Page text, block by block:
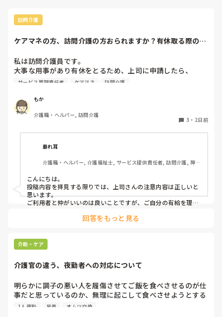
訪問介護
ケアマネの方、訪問介護の方おられますか？有休取る際の、
私は訪問介護員です。
大事な用事があり有休をとるため、上司に申請したら、
代わりに訪問する職員を考えるとのこと。
話などもしたりと仲が良いため（←表現の仕方良くないかも
です、すみません）こういう理由で休みをとるから、代わり
の人になるけどいいかという相談をしていました。利用者か
わりはいらないから中止でいいよとのこと。このことを上司
に伝えたら、注意されました。
上司の注意内容
けない。
→ケアマネに中止になることを伝える時は、有休をとるから
中止になったとは言わないこと。「中止にさせてもらうこと
か？」と聞くようにして。
と言われました。
私の考え対応が間違えていますか？
サービス管理責任者 ケアマネ 訪問介護
もか
介護職・ヘルパー, 訪問介護
3 ・ 2日前
垂れ耳
介護職・ヘルパー, 介護福祉士, サービス提供責任者, 訪問介護, 障害
こんにちは。
投稿内容を拝見する限りでは、上司さんの注意内容は正しいと
思います。
ご利用者と仲がいいのは良いことですが、ご自分の有給を理由
それだけ、そのご利用者がもかさんのことを信頼されてるんで
ョン組めますよね。
回答をもっと見る
介助・ケア
介護官の違う、夜勤者への対応について
明らかに調子の悪い人を履傷させてご飯を食べさせるのが仕
事だと思っているのか、無理に起こして食べさせようとする
スタッフがいます。私が出勤して急変に気づき対応しました
1人夜勤 早番 オムツ交換